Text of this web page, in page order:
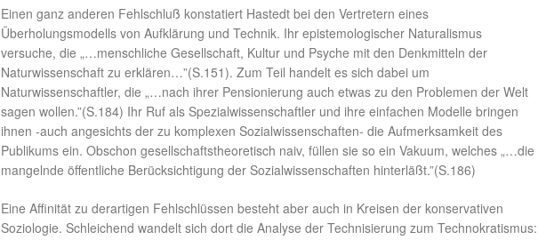
Einen ganz anderen Fehlschluß konstatiert Hastedt bei den Vertretern eines
Überholungsmodells von Aufklärung und Technik. Ihr epistemologischer Naturalismus
versuche, die „…menschliche Gesellschaft, Kultur und Psyche mit den Denkmitteln der
Naturwissenschaft zu erklären…”(S.151). Zum Teil handelt es sich dabei um
Naturwissenschaftler, die „…nach ihrer Pensionierung auch etwas zu den Problemen der Welt
sagen wollen.”(S.184) Ihr Ruf als Spezialwissenschaftler und ihre einfachen Modelle bringen
ihnen -auch angesichts der zu komplexen Sozialwissenschaften- die Aufmerksamkeit des
Publikums ein. Obschon gesellschaftstheoretisch naiv, füllen sie so ein Vakuum, welches „…die
mangelnde öffentliche Berücksichtigung der Sozialwissenschaften hinterläßt.”(S.186)
Eine Affinität zu derartigen Fehlschlüssen besteht aber auch in Kreisen der konservativen
Soziologie. Schleichend wandelt sich dort die Analyse der Technisierung zum Technokratismus: